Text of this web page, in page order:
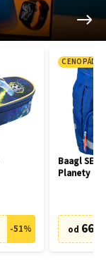
-51%
CENOPÁD
Baagl SET
Planety
od